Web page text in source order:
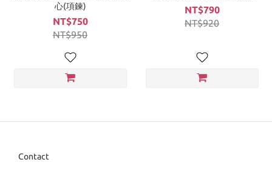
心(項鍊)
NT$750
NT$950
NT$790
NT$920
Contact